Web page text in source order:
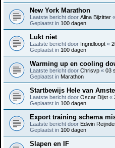
New York Marathon
Laatste bericht door Alina Bijzitter «
Geplaatst in 100 dagen
Lukt niet
Laatste bericht door Ingridloopt «
Geplaatst in 100 dagen
Warming up en cooling
Laatste bericht door Chrisvp « 03
Geplaatst in Marathon
Startbewijs Hele van
Laatste bericht door Oscar Dijst «
Geplaatst in 100 dagen
Export training schema
Laatste bericht door Edwin
Geplaatst in 100 dagen
Slapen en IF